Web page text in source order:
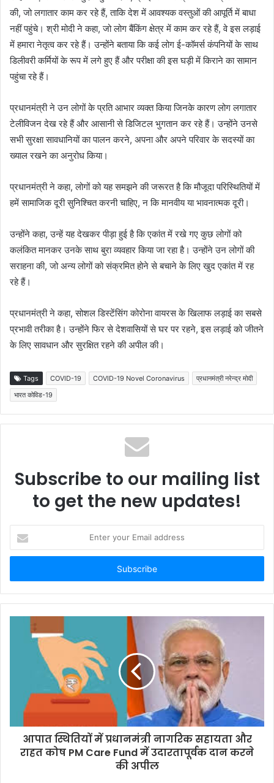
की, जो लगातार काम कर रहे हैं, ताकि देश में आवश्यक वस्तुओं की आपूर्ति में बाधा
नहीं पहुंचे। श्री मोदी ने कहा, जो लोग बैंकिंग क्षेत्र में काम कर रहे हैं, वे इस लड़ाई
में हमारा नेतृत्व कर रहे हैं। उन्होंने बताया कि कई लोग ई-कॉमर्स कंपनियों के साथ
डिलीवरी कर्मियों के रूप में लगे हुए हैं और परीक्षा की इस घड़ी में किराने का सामान
पहुंचा रहे हैं।
प्रधानमंत्री ने उन लोगों के प्रति आभार व्यक्त किया जिनके कारण लोग लगातार
टेलीविजन देख रहे हैं और आसानी से डिजिटल भुगतान कर रहे हैं। उन्होंने उनसे
सभी सुरक्षा सावधानियों का पालन करने, अपना और अपने परिवार के सदस्यों का
ख्याल रखने का अनुरोध किया।
प्रधानमंत्री ने कहा, लोगों को यह समझने की जरूरत है कि मौजूदा परिस्थितियों में
हमें सामाजिक दूरी सुनिश्चित करनी चाहिए, न कि मानवीय या भावनात्मक दूरी।
उन्होंने कहा, उन्हें यह देखकर पीड़ा हुई है कि एकांत में रखे गए कुछ लोगों को
कलंकित मानकर उनके साथ बुरा व्यवहार किया जा रहा है। उन्होंने उन लोगों की
सराहना की, जो अन्य लोगों को संक्रमित होने से बचाने के लिए खुद एकांत में रह
रहे हैं।
प्रधानमंत्री ने कहा, सोशल डिस्टेंसिंग कोरोना वायरस के खिलाफ लड़ाई का सबसे
प्रभावी तरीका है। उन्होंने फिर से देशवासियों से घर पर रहने, इस लड़ाई को जीतने
के लिए सावधान और सुरक्षित रहने की अपील की।
Tags COVID-19 COVID-19 Novel Coronavirus
प्रधानमंत्री नरेन्‍द्र मोदी
भारत कोविड-19
Subscribe to our mailing list
to get the new updates!
your
Email
आपात स्थितियों में प्रधानमंत्री नागरिक सहायता और
राहत कोष PM Care Fund में उदारतापूर्वक दान करने
की अपील